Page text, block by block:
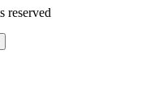
reserved